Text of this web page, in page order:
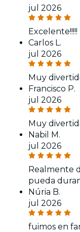
jul 2026
Excelente!!!!!
Carlos L.
jul 2026
Muy
Francisco P.
jul 2026
Muy
Nabil M.
jul 2026
Realmente
pueda
Núria B.
jul 2026
fuimos en